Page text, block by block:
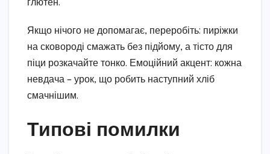
глютен.
Якщо нічого не допомагає, переробіть: пиріжки
на сковороді смажать без підйому, а тісто для
піци розкачайте тонко. Емоційний акцент: кожна
невдача – урок, що робить наступний хліб
смачнішим.
Типові помилки